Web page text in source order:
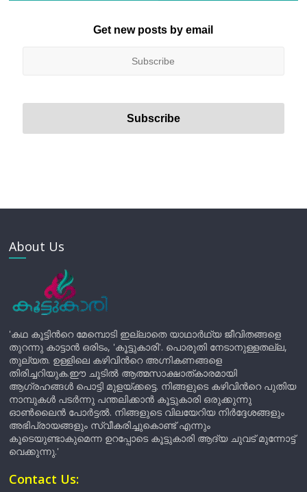
Get new posts by email
About Us
'കഥ കൂട്ടിന്‍റെ മേമ്പൊടി ഇല്ലാതെ യാഥാർഥ്യ ജീവിതങ്ങളെ
തുറന്നു കാട്ടാൻ ഒരിടം, 'കൂട്ടുകാരി'. പൊരുതി നേടാനുള്ളതല്ല,
തുല്യത. ഉള്ളിലെ കഴിവിന്‍റെ അഗ്നികണങ്ങളെ
തിരിച്ചറിയുക.ഈ ചൂടിൽ ആത്മസാക്ഷാത്കാരമായി
ആഗ്രഹങ്ങൾ പൊട്ടി മുളയ്ക്കട്ടെ. നിങ്ങളുടെ കഴിവിന്‍റെ പുതിയ
നാമ്പുകൾ പടർന്നു പന്തലിക്കാൻ കൂട്ടുകാരി ഒരുക്കുന്നു
ഓൺലൈൻ പോർട്ടൽ. നിങ്ങളുടെ വിലയേറിയ നിർദ്ദേശങ്ങളും
അഭിപ്രായങ്ങളും സ്വീകരിച്ചുകൊണ്ട് എന്നും
കൂടെയുണ്ടാകുമെന്ന ഉറപ്പോടെ കൂട്ടുകാരി ആദ്യ ചുവട് മുന്നോട്ട്
വെക്കുന്നു.'
Contact Us: